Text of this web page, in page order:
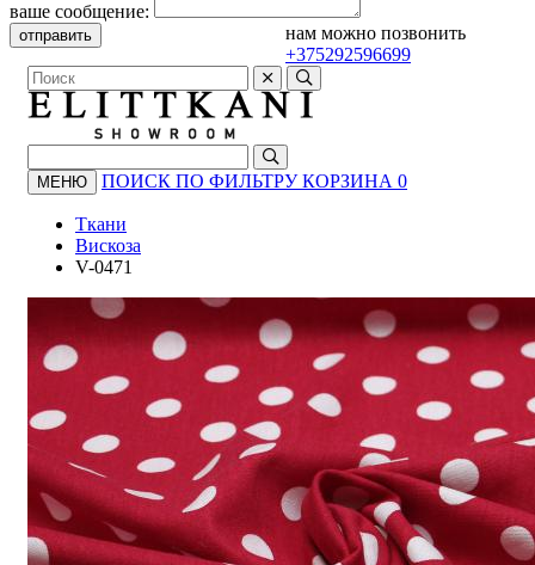
ваше сообщение:
отправить
нам можно позвонить
+375292596699
МЕНЮ ПОИСК ПО ФИЛЬТРУ КОРЗИНА 0
Ткани
Вискоза
V-0471